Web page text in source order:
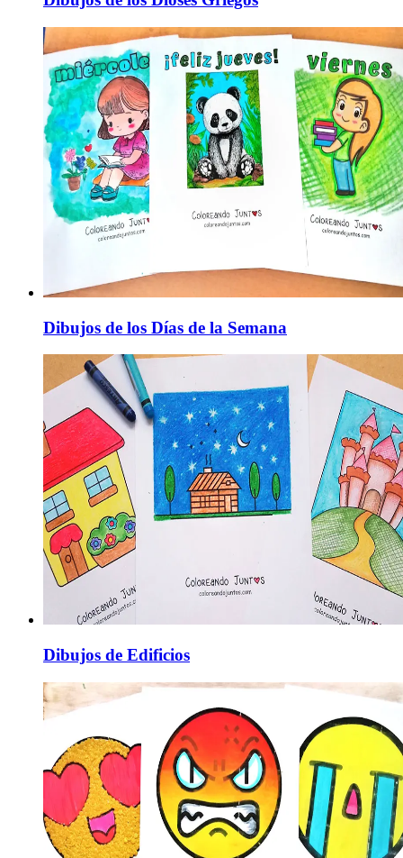
Dibujos de los Días de la Semana
Dibujos de Edificios